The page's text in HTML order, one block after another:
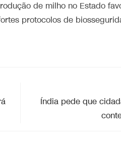
de milho no Estado
protocolos de
Índia pede que